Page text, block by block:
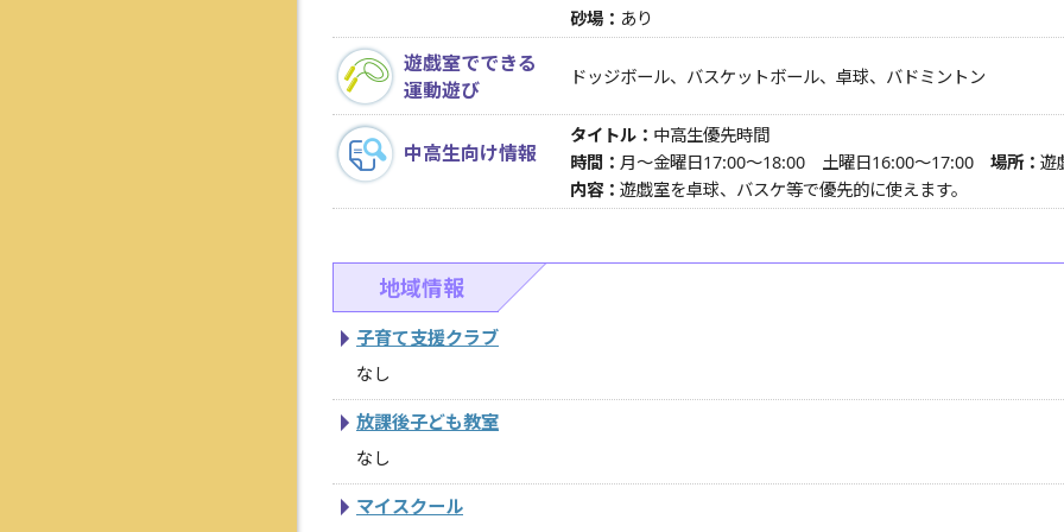
砂場： あり
遊戯室でできる
運動遊び
ドッジボール、バスケットボール、卓球、バドミントン
中高生向け情報
タイトル： 中高生優先時間
時間： 月～金曜日17:00～18:00 土曜日16:00～17:00 場所： 遊
内容： 遊戯室を卓球、バスケ等で優先的に使えます。
地域情報
子育て支援クラブ
なし
放課後子ども教室
なし
マイスクール